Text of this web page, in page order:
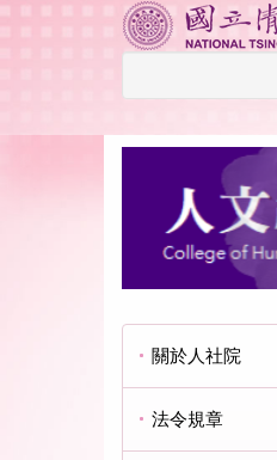
關於人社院
法令規章